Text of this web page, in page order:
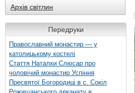
Архів світлин
Передруки
Православний монастир — у
католицькому костелі
Стаття Наталки Слюсар про
чоловічий монастир Успіння
Пресвятої Богородиці в с. Сокіл